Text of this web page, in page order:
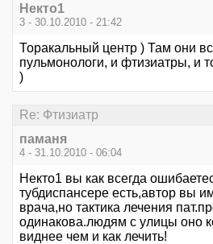
Некто1
3 - 30.10.2010 - 21:42
Торакальный центр ) Там они
пульмонологи, и фтизиатры, и
)
Re: Фтизиатр
паманя
4 - 31.10.2010 - 06:04
Некто1 вы как всегда
тубдиспансере есть,автор вы
врача,но тактика лечения
одинакова.людям с улицы оно
виднее чем и как лечить!